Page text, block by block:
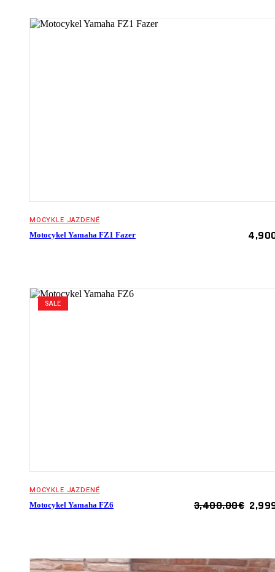
MOCYKLE JAZDENÉ
Motocykel Yamaha FZ1 Fazer
SALE
MOCYKLE JAZDENÉ
Motocykel Yamaha FZ6 3,400.00€